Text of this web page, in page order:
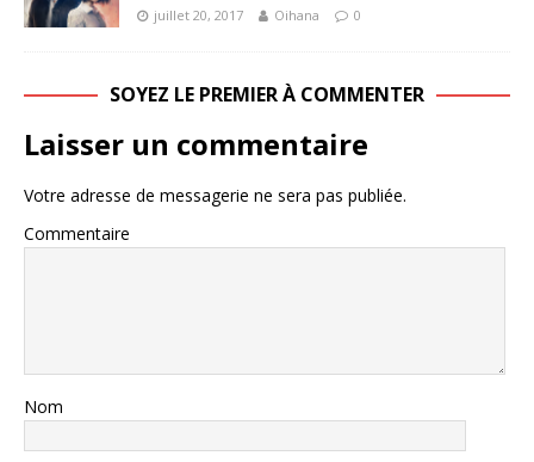
juillet 20, 2017 Oihana 0
SOYEZ LE PREMIER À COMMENTER
Laisser un commentaire
Votre adresse de messagerie ne sera pas publiée.
Commentaire
Nom